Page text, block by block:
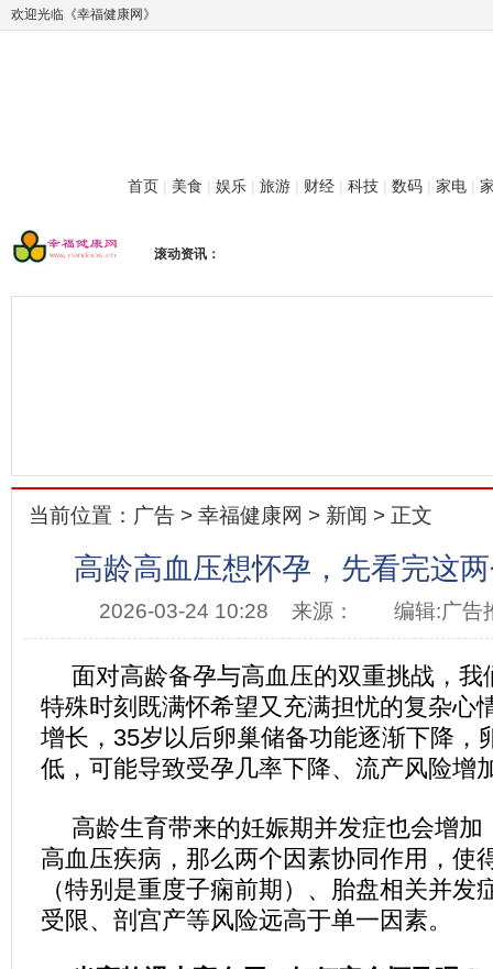
欢迎光临《幸福健康网》
首页 | 美食 | 娱乐 | 旅游 | 财经 | 科技 | 数码 | 家电 |
滚动资讯：
当前位置： 广告 > 幸福健康网 > 新闻 > 正文
高龄高血压想怀孕，先看完这
2026-03-24 10:28 来源： 编辑:广告
面对高龄备孕与高血压的双重挑战，我
特殊时刻既满怀希望又充满担忧的复杂心
增长，35岁以后卵巢储备功能逐渐下降，
低，可能导致受孕几率下降、流产风险增
高龄生育带来的妊娠期并发症也会增加
高血压疾病，那么两个因素协同作用，使
（特别是重度子痫前期）、胎盘相关并发
受限、剖宫产等风险远高于单一因素。